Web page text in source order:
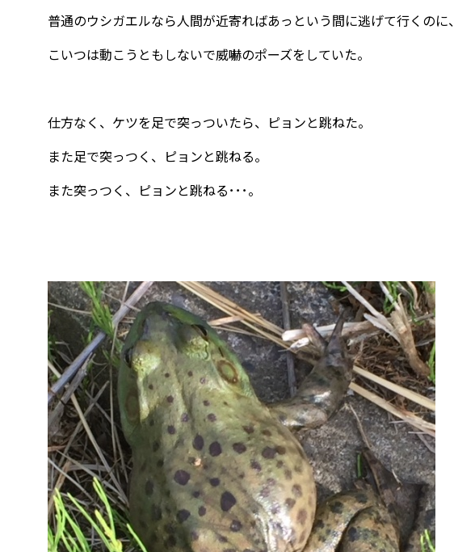
普通のウシガエルなら人間が近寄ればあっという間に逃げて行くのに、
こいつは動こうともしないで威嚇のポーズをしていた。
仕方なく、ケツを足で突っついたら、ピョンと跳ねた。
また足で突っつく、ピョンと跳ねる。
また突っつく、ピョンと跳ねる･･･。